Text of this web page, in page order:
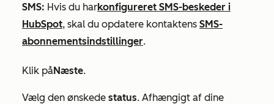
SMS: Hvis du harkonfigureret SMS-beskeder i
HubSpot, skal du opdatere kontaktens SMS-
abonnementsindstillinger.
Klik påNæste.
Vælg den ønskede status. Afhængigt af dine